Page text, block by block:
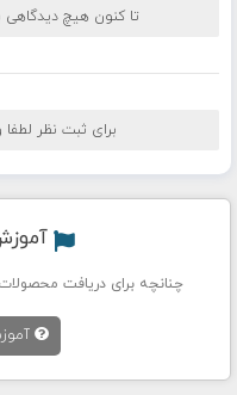
تا کنون هیچ
برای ثبت نظر
چنانچه برای دریافت